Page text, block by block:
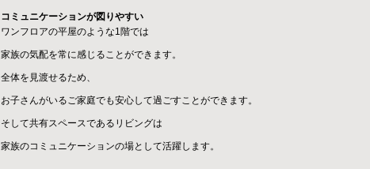
コミュニケーションが図りやすい
ワンフロアの平屋のような1階では
家族の気配を常に感じることができます。
全体を見渡せるため、
お子さんがいるご家庭でも安心して過ごすことができます。
そして共有スペースであるリビングは
家族のコミュニケーションの場として活躍します。